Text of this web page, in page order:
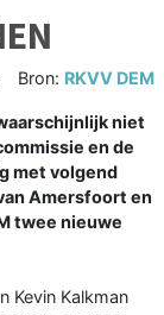
Bron: RKVV DEM
niet
en de
met volgend
Amersfoort en
twee nieuwe
Kevin Kalkman